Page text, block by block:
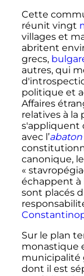
Cette
réunit vingt
villages et
abritent
grecs,
autres, qui
politique et
Affaires
relatives à la
s'appliquent
avec l’abaton
canonique,
«
échappent à
sont placés
Sur le plan
monastique
municipalité
dont il est